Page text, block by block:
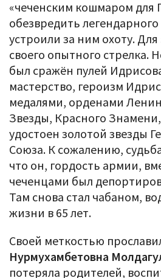
«чеченским кошмаром для
обезвредить
устроили за ним охоту.
своего опытного стрелка.
был сражён пулей
мастерство, героизм
медалями, орденами
Звезды, Красного
удостоен золотой звезды
Союза. К сожалению,
что он, гордость армии,
чеченцами был
Там снова стал чабаном,
жизни в 65 лет.
Своей меткостью
Нурмухамбетовна
потеряла родителей,